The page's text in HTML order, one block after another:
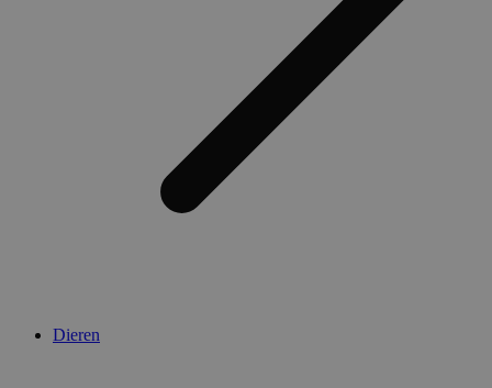
Dieren